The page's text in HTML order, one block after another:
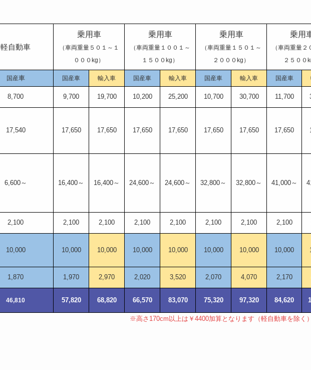
軽自動車
乗用車
（車両重量５０１～１
０００kg）
乗用車
（車両重量１００１～
１５００kg）
乗用車
（車両重量１５０１～
２０００kg）
乗用
（車両重量２
２５００
国産車 国産車 輸入車 国産車 輸入車 国産車 輸入車 国産車
8,700 9,700 19,700 10,200 25,200 10,700 30,700 11,700
17,540 17,650 17,650 17,650 17,650 17,650 17,650 17,650
6,600～ 16,400～ 16,400～ 24,600～ 24,600～ 32,800～ 32,800～ 41,000～
2,100 2,100 2,100 2,100 2,100 2,100 2,100 2,100
10,000 10,000 10,000 10,000 10,000 10,000 10,000 10,000
1,870 1,970 2,970 2,020 3,520 2,070 4,070 2,170
46,810 57,820 68,820 66,570 83,070 75,320 97,320 84,620
※高さ170cm以上は￥4400加算となります（軽自動車を除く）